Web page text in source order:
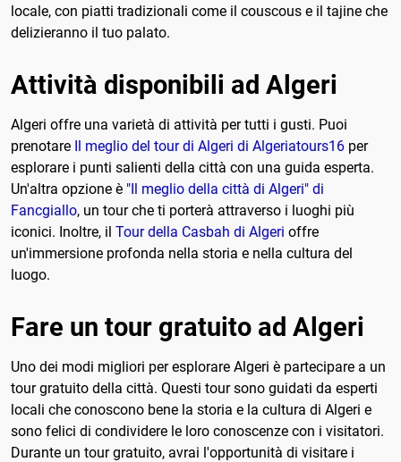
locale, con piatti tradizionali come il couscous e il tajine che
delizieranno il tuo palato.
Attività disponibili ad Algeri
Algeri offre una varietà di attività per tutti i gusti. Puoi
prenotare
Il meglio del tour di Algeri di Algeriatours16 per
esplorare i punti salienti della città con una guida esperta.
Un'altra opzione è "Il meglio della città di Algeri" di
Fancgiallo, un tour che ti porterà attraverso i luoghi più
iconici. Inoltre, il Tour della Casbah di Algeri offre
un'immersione profonda nella storia e nella cultura del
luogo.
Fare un tour gratuito ad Algeri
Uno dei modi migliori per esplorare Algeri è partecipare a un
tour gratuito della città. Questi tour sono guidati da esperti
locali che conoscono bene la storia e la cultura di Algeri e
sono felici di condividere le loro conoscenze con i visitatori.
Durante un tour gratuito, avrai l'opportunità di visitare i